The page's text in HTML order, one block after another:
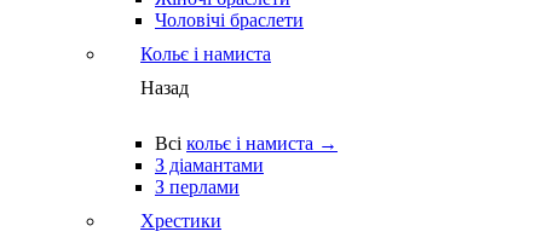
Чоловічі браслети
Кольє і намиста
Назад
Всі кольє і намиста →
З діамантами
З перлами
Хрестики